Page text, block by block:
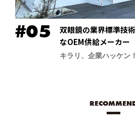
双眼鏡の業界標準技
なOEM供給メーカ
像が安定する手振れ
キラリ、企業ハッケン！